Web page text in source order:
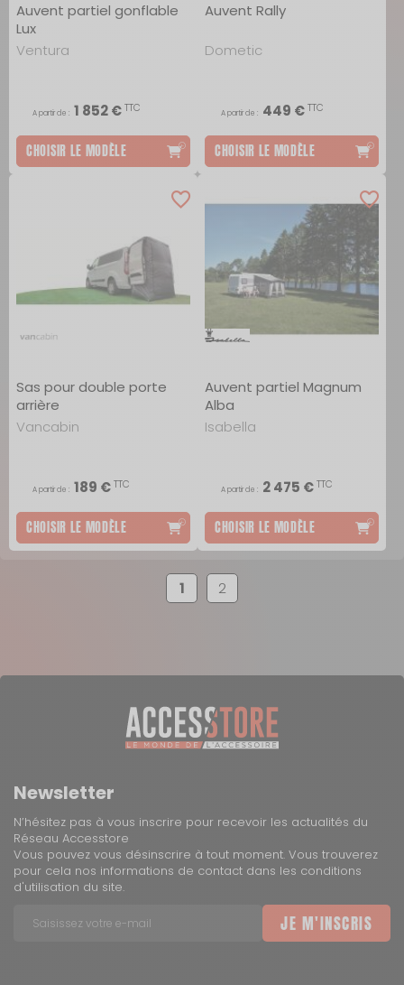
Auvent partiel gonflable
Lux
Ventura
A partir de : 1 852 €TTC
CHOISIR LE MODÈLE
Auvent Rally
Dometic
A partir de : 449 €TTC
CHOISIR LE MODÈLE
Sas pour double porte
arrière
Vancabin
A partir de : 189 €TTC
CHOISIR LE MODÈLE
Auvent partiel Magnum
Alba
Isabella
A partir de : 2 475 €TTC
CHOISIR LE MODÈLE
1 2
Newsletter
N’hésitez pas à vous inscrire pour recevoir les actualités du
Réseau Accesstore
Vous pouvez vous désinscrire à tout moment. Vous trouverez
pour cela nos informations de contact dans les conditions
d'utilisation du site.
JE M'INSCRIS